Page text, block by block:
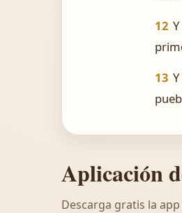
12
13
Aplicación
Descarga gratis la